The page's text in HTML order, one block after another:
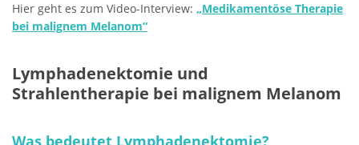
Hier geht es zum Video-Interview: „Medikamentöse Therapie
bei malignem Melanom“
Lymphadenektomie und
Strahlentherapie bei malignem Melanom
Was bedeutet Lymphadenektomie?